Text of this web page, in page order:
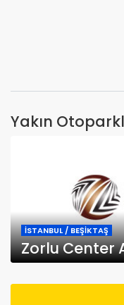
Yakın
İSTANBUL / BEŞİKTAŞ
Zorlu Center